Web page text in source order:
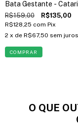
Bata Gestante -
R$159,00 R$135,00
R$128,25 com Pix
2 x de R$67,50 sem juros
COMPRAR
O QUE